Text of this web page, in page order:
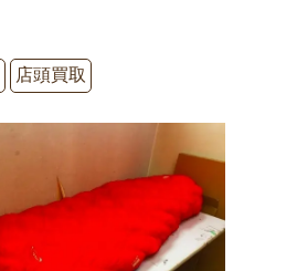
店頭買取